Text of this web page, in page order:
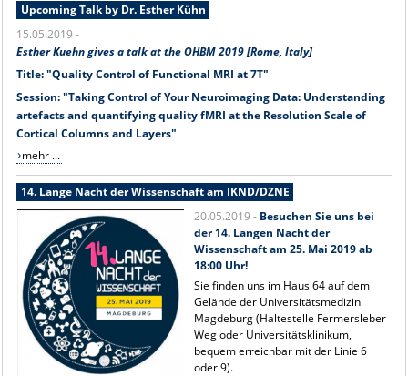
Upcoming Talk by Dr. Esther Kühn
15.05.2019 -
Esther Kuehn gives a talk at the OHBM 2019 [Rome, Italy]
Title: "Quality Control of Functional MRI at 7T"
Session: "Taking Control of Your Neuroimaging Data: Understanding
artefacts and quantifying quality fMRI at the Resolution Scale of
Cortical Columns and Layers"
mehr ...
14. Lange Nacht der Wissenschaft am IKND/DZNE
20.05.2019 - Besuchen Sie uns bei
der 14. Langen Nacht der
Wissenschaft am 25. Mai 2019 ab
18:00 Uhr!
Sie finden uns im Haus 64 auf dem
Gelände der Universitätsmedizin
Magdeburg (Haltestelle Fermersleber
Weg oder Universitätsklinikum,
bequem erreichbar mit der Linie 6
oder 9).